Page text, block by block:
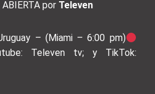
por Televen
– (Miami – 6:00 pm)
Televen tv; y TikTok: